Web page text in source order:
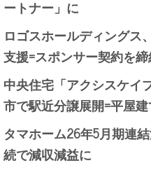
ートナー」に
ロゴスホールディングス
支援=スポンサー契約を
中央住宅「アクシスケイ
市で駅近分譲展開=平屋
タマホーム26年5月期連
続で減収減益に